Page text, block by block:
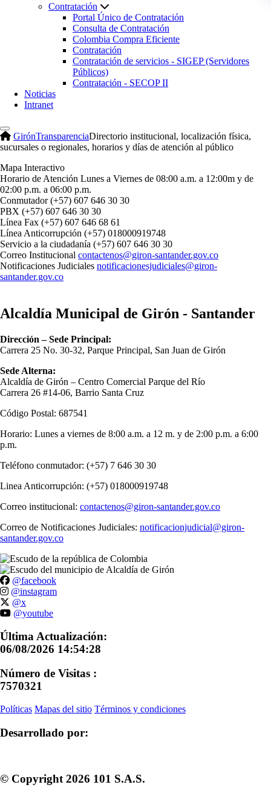
Contratación
Portal Único de Contratación
Consulta de Contratación
Colombia Compra Eficiente
Contratación
Contratación de servicios - SIGEP (Servidores
Públicos)
Contratación - SECOP II
Noticias
Intranet
GirónTransparenciaDirectorio institucional, localización física,
sucursales o regionales, horarios y días de atención al público
Mapa Interactivo
Horario de Atención Lunes a Viernes de 08:00 a.m. a 12:00m y de
02:00 p.m. a 06:00 p.m.
Conmutador (+57) 607 646 30 30
PBX (+57) 607 646 30 30
Línea Fax (+57) 607 646 68 61
Línea Anticorrupción (+57) 018000919748
Servicio a la ciudadanía (+57) 607 646 30 30
Correo Institucional contactenos@giron-santander.gov.co
Notificaciones Judiciales notificacionesjudiciales@giron-
santander.gov.co
Alcaldía Municipal de Girón - Santander
Dirección – Sede Principal:
Carrera 25 No. 30-32, Parque Principal, San Juan de Girón
Sede Alterna:
Alcaldía de Girón – Centro Comercial Parque del Río
Carrera 26 #14-06, Barrio Santa Cruz
Código Postal: 687541
Horario: Lunes a viernes de 8:00 a.m. a 12 m. y de 2:00 p.m. a 6:00
p.m.
Teléfono conmutador: (+57) 7 646 30 30
Linea Anticorrupción: (+57) 018000919748
Correo institucional: contactenos@giron-santander.gov.co
Correo de Notificaciones Judiciales: notificacionjudicial@giron-
santander.gov.co
@facebook
@instagram
@x
@youtube
Última Actualización:
06/08/2026 14:54:28
Número de Visitas :
7570321
Políticas Mapas del sitio Términos y condiciones
Desarrollado por:
© Copyright 2026 101 S.A.S.